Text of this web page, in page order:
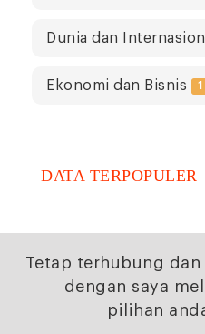
Dunia dan
Ekonomi dan Bisnis 1
DATA TERPOPULER
Tetap terhubung
dengan saya
pilihan